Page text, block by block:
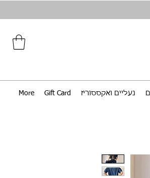
נעליים ואקססוריז Gift Card
More